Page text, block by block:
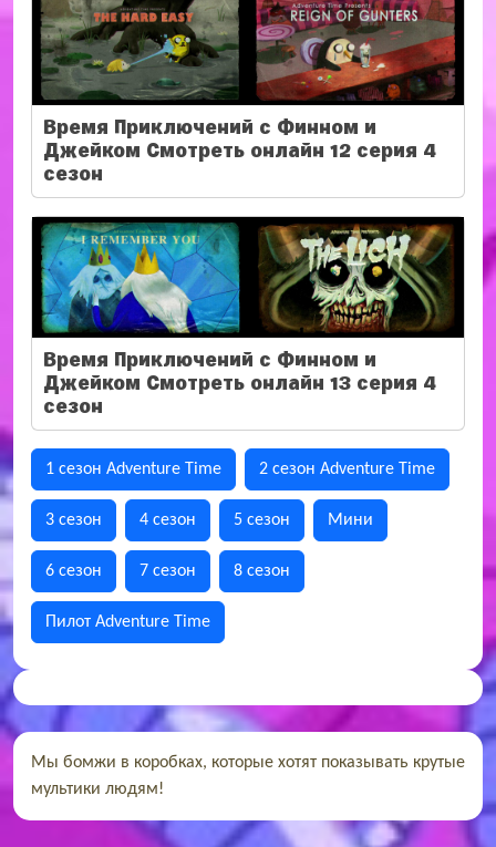
Время Приключений с Финном и
Джейком Смотреть онлайн 12 серия 4
сезон
Время Приключений с Финном и
Джейком Смотреть онлайн 13 серия 4
сезон
1 сезон Adventure Time 2 сезон Adventure Time
3 сезон 4 сезон 5 сезон Мини
6 сезон 7 сезон 8 сезон
Пилот Adventure Time
Мы бомжи в коробках, которые хотят показывать крутые
мультики людям!